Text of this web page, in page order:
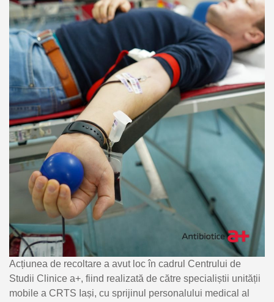
Acțiunea de recoltare a avut loc în cadrul Centrului de
Studii Clinice a+, fiind realizată de către specialiștii unității
mobile a CRTS Iași, cu sprijinul personalului medical al